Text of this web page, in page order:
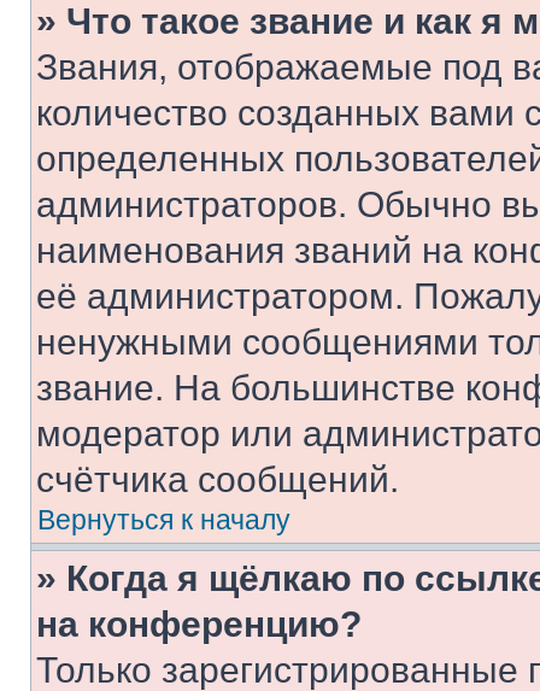
» Что такое звание и как я
Звания, отображаемые под
количество созданных
определенных
администраторов. Обычно
наименования званий на
её администратором.
ненужными сообщениями
звание. На большинстве
модератор или
счётчика сообщений.
Вернуться к началу
» Когда я щёлкаю по
на конференцию?
Только зарегистрированные